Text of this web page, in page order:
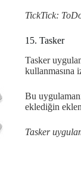
TickTick:
15. Tasker
Tasker
kullanmasına
Bu
eklediğin
Tasker